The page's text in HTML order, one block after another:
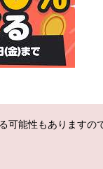
可能性もあります